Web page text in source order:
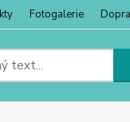
Fotogalerie